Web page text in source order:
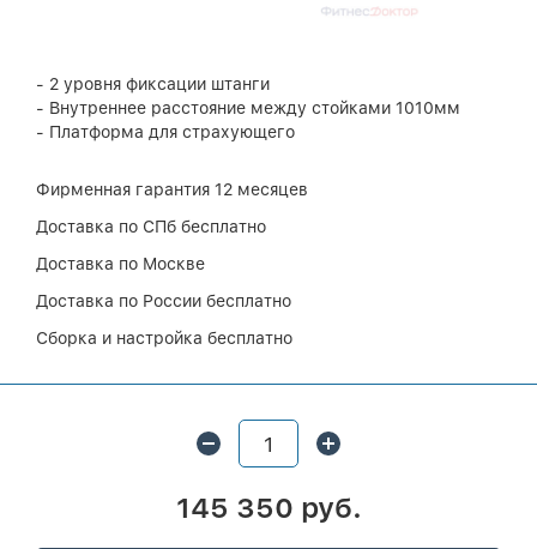
- 2 уровня фиксации штанги
- Внутреннее расстояние между стойками 1010мм
- Платформа для страхующего
Фирменная гарантия 12 месяцев
Доставка по СПб бесплатно
Доставка по Москве
Доставка по России бесплатно
Сборка и настройка бесплатно
145 350 руб.